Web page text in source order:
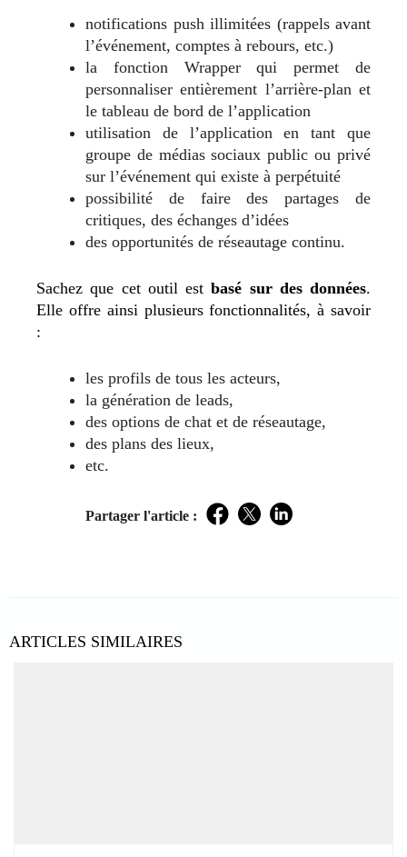
notifications push illimitées (rappels avant
l’événement, comptes à rebours, etc.)
la fonction Wrapper qui permet de
personnaliser entièrement l’arrière-plan et
le tableau de bord de l’application
utilisation de l’application en tant que
groupe de médias sociaux public ou privé
sur l’événement qui existe à perpétuité
possibilité de faire des partages de
critiques, des échanges d’idées
des opportunités de réseautage continu.
Sachez que cet outil estbasé sur des données.
Elle offre ainsi plusieurs fonctionnalités, à savoir
:
les profils de tous les acteurs,
la génération de leads,
des options de chat et de réseautage,
des plans des lieux,
etc.
Partager l'article : Facebook
TwitterLinkedIn
ARTICLES SIMILAIRES